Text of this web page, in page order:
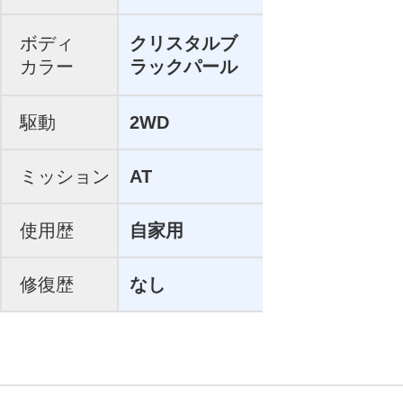
ボディ
カラー
クリスタルブ
ラックパール
駆動 2WD
ミッション AT
使用歴 自家用
修復歴 なし